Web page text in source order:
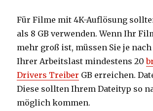
Für Filme mit 4K-Auflösung
als 8 GB verwenden. Wenn Ihr
mehr groß ist, müssen Sie je
Ihrer Arbeitslast mindestens 20
Drivers Treiber GB erreichen.
Diese sollten Ihrem Dateityp so
möglich kommen.